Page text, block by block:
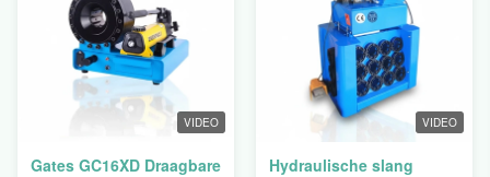
VIDEO
Gates GC16XD Draagbare
VIDEO
Hydraulische slang